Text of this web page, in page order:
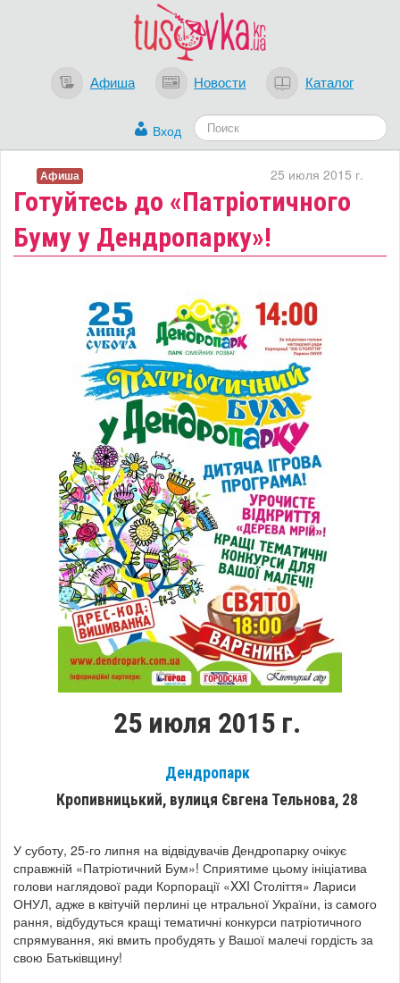
Афиша Новости Каталог
Вход
Готуйтесь до «Патріотичного
Буму у Дендропарку»!
25 июля 2015 г.
Афиша
25 июля 2015 г.
Дендропарк
Кропивницький, вулиця Євгена Тельнова, 28
У суботу, 25-го липня на відвідувачів Дендропарку очікує
справжній «Патріотичний Бум»! Сприятиме цьому ініціатива
голови наглядової ради Корпорації «XXI Cтоліття» Лариси
ОНУЛ, адже в квітучій перлині це нтральної України, із самого
рання, відбудуться кращі тематичні конкурси патріотичного
спрямування, які вмить пробудять у Вашої малечі гордість за
свою Батьківщину!